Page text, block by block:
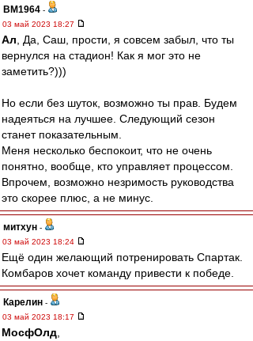
BM1964 -
03 май 2023 18:27
Ал , Да, Саш, прости, я совсем забыл, что ты
вернулся на стадион! Как я мог это не
заметить?)))
Но если без шуток, возможно ты прав. Будем
надеяться на лучшее. Следующий сезон
станет показательным.
Меня несколько беспокоит, что не очень
понятно, вообще, кто управляет процессом.
Впрочем, возможно незримость руководства
это скорее плюс, а не минус.
митхун -
03 май 2023 18:24
Ещё один желающий потренировать Спартак.
Комбаров хочет команду привести к победе.
Карелин -
03 май 2023 18:17
МосфОлд